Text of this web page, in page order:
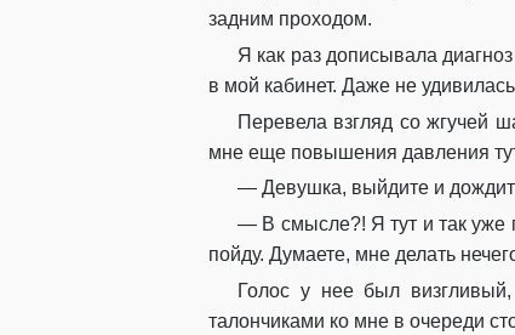
задним проходом.
Я как раз дописывала
в мой кабинет. Даже не
Перевела взгляд со жгучей
мне еще повышения давления
— Девушка, выйдите и
— В смысле?! Я тут и так уже
пойду. Думаете, мне делать
Голос у нее был
талончиками ко мне в очереди